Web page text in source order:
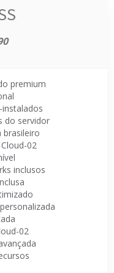
premium
do servidor
brasileiro
02
inclusos
02